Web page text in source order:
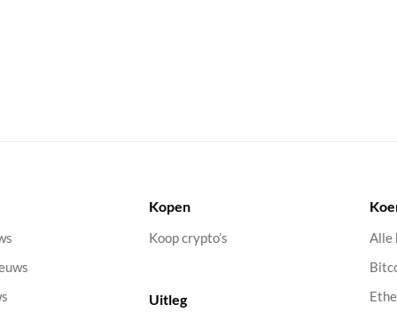
Kopen
Koop crypto’s
Uitleg
Alle